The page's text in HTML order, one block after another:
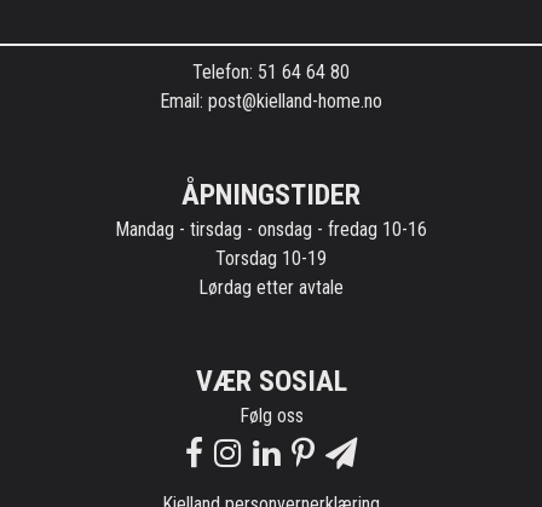
KontaktinformasjonTelefon: 51 64 64 80
Email: post@kielland-home.no
ÅPNINGSTIDER
Mandag - tirsdag - onsdag - fredag 10-16
Torsdag 10-19
Lørdag etter avtale
VÆR SOSIAL
Følg oss